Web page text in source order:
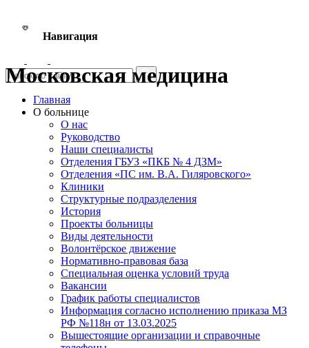
Московская медицина
Навигация
Главная
О больнице
О нас
Руководство
Наши специалисты
Отделения ГБУЗ «ПКБ № 4 ДЗМ»
Отделения «ПС им. В.А. Гиляровского»
Клиники
Структурные подразделения
История
Проекты больницы
Виды деятельности
Волонтёрское движение
Нормативно-правовая база
Специальная оценка условий труда
Вакансии
График работы специалистов
Информация согласно исполнению приказа МЗ
РФ №118н от 13.03.2025
Вышестоящие организации и справочные